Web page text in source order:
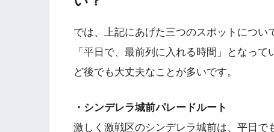
では、上記にあげた三つのスポットについ
「平日で、最前列に入れる時間」となっ
ど後でも大丈夫なことが多いです。
・シンデレラ城前パレードルート
激しく激戦区のシンデレラ城前は、平日で